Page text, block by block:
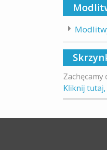
Zachęcamy
Kliknij tutaj,